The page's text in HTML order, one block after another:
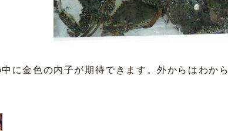
に金色の内子が期待できます。外からはわから